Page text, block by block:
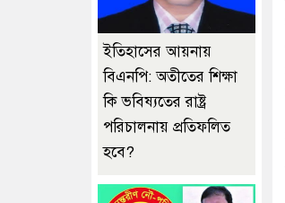
ইতিহাসের আয়নায়
বিএনপি: অতীতের শিক্ষা
কি ভবিষ্যতের রাষ্ট্র
পরিচালনায় প্রতিফলিত
হবে?